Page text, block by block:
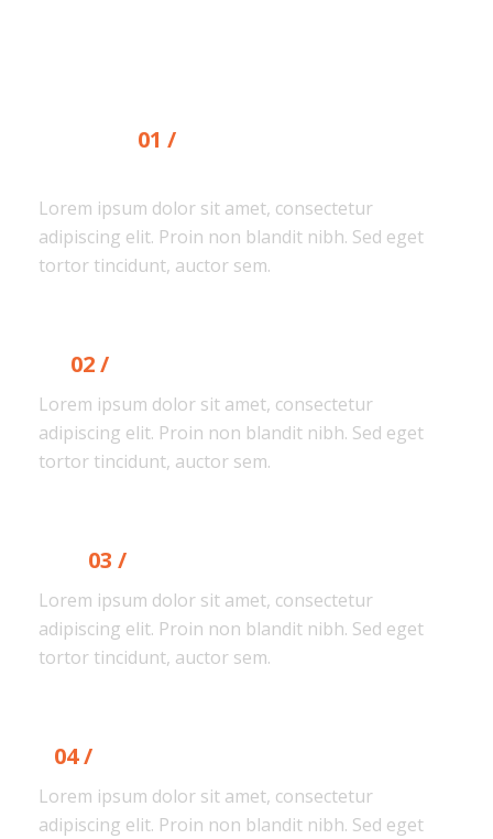
01 /
Lorem ipsum dolor sit amet, consectetur
adipiscing elit. Proin non blandit nibh. Sed eget
tortor tincidunt, auctor sem.
02 /
Lorem ipsum dolor sit amet, consectetur
adipiscing elit. Proin non blandit nibh. Sed eget
tortor tincidunt, auctor sem.
03 /
Lorem ipsum dolor sit amet, consectetur
adipiscing elit. Proin non blandit nibh. Sed eget
tortor tincidunt, auctor sem.
04 /
Lorem ipsum dolor sit amet, consectetur
adipiscing elit. Proin non blandit nibh. Sed eget